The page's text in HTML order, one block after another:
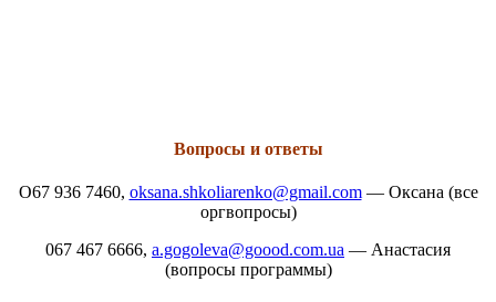
Вопросы и ответы
О67 936 7460, oksana.shkoliarenko@gmail.com— Оксана (все
оргвопросы)
067 467 6666, a.gogoleva@goood.com.ua — Анастасия
(вопросы программы)